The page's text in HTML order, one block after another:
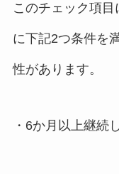
このチェック項
に下記2つ条件を
性があります。
・6か月以上継続